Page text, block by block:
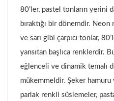
80’ler, pastel tonların yerini
bıraktığı bir dönemdir. Neon
ve sarı gibi çarpıcı tonlar,
yansıtan başlıca renklerdir.
eğlenceli ve dinamik temalı
mükemmeldir. Şeker hamuru
parlak renkli süslemeler,